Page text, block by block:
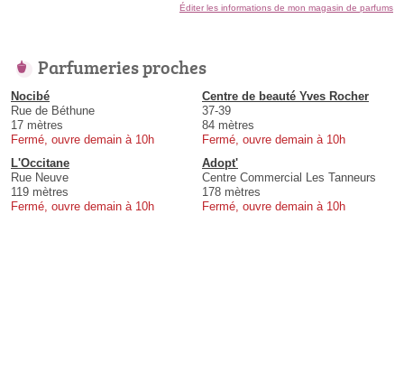
Éditer les informations de mon magasin de parfums
Parfumeries proches
Nocibé
Rue de Béthune
17 mètres
Fermé, ouvre demain à 10h
Centre de beauté Yves Rocher
37-39
84 mètres
Fermé, ouvre demain à 10h
L'Occitane
Rue Neuve
119 mètres
Fermé, ouvre demain à 10h
Adopt'
Centre Commercial Les Tanneurs
178 mètres
Fermé, ouvre demain à 10h